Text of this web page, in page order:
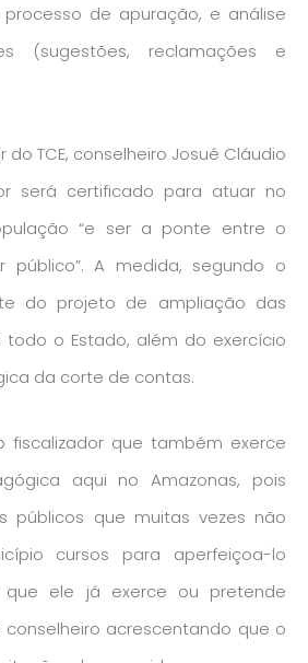
de apuração, e análise
(sugestões, reclamações e
TCE, conselheiro Josué Cláudio
será certificado para atuar no
“e ser a ponte entre o
A medida, segundo o
do projeto de ampliação das
todo o Estado, além do exercício
da corte de contas.
fiscalizador que também exerce
aqui no Amazonas, pois
públicos que muitas vezes não
cursos para aperfeiçoa-lo
que ele já exerce ou pretende
conselheiro acrescentando que o